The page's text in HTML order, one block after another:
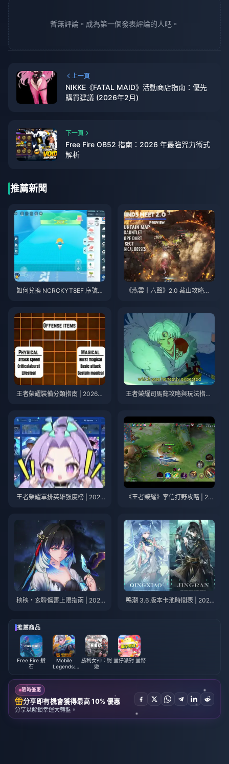
暫無評論。成為第一個發表評論的人吧。
上一頁
NIKKE《FATAL MAID》活動商店指南：優先
購買建議 (2026年2月)
下一頁
Free Fire OB52 指南：2026 年最強咒力術式
解析
推薦新聞
如何兌換 NCRCKYT8EF 序號以
《燕雲十六聲》2.0 藏山攻略指
王者榮耀裝備分類指南 | 2026年
王者榮耀司馬懿攻略與玩法指南
王者榮耀單排英雄強度榜 | 2026
《王者榮耀》李信打野攻略 | 20
秧秧・玄聆傷害上限指南 | 2026
鳴潮 3.6 版本卡池時間表 | 2026
推薦商品
Free Fire 鑽
石
Mobile
Legends:
勝利女神：妮
姬
蛋仔派對 蛋幣
限時優惠
分享即有機會獲得最高 10% 優惠
分享以解鎖幸運大轉盤。